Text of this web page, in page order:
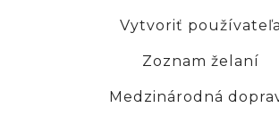
Vytvoriť používateľa
Zoznam želaní
Medzinárodná